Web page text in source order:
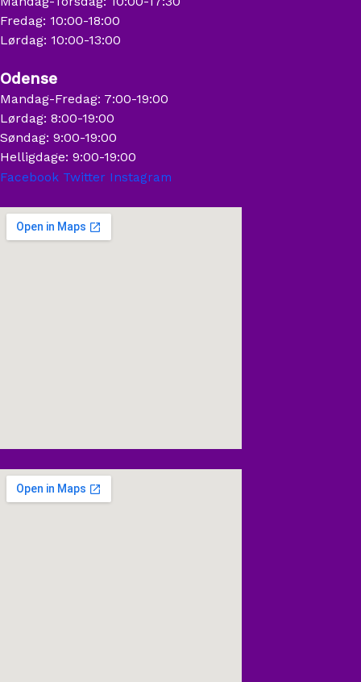
Fredag: 10:00-18:00
Lørdag: 10:00-13:00
Odense
Mandag-Fredag: 7:00-19:00
Lørdag: 8:00-19:00
Søndag: 9:00-19:00
Helligdage: 9:00-19:00
Facebook Twitter Instagram